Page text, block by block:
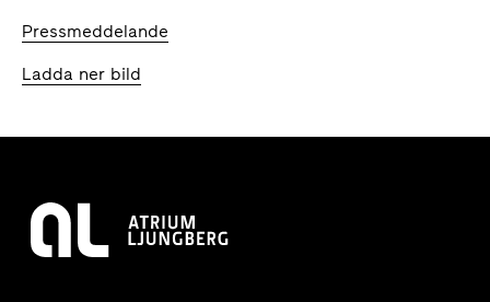
Pressmeddelande
Ladda ner bild